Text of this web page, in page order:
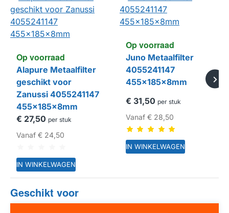
Op voorraad
Alapure Metaalfilter
geschikt voor
Zanussi 4055241147
455x185x8mm
€ 27,50 per stuk
Vanaf € 24,50
IN WINKELWAGEN
Op voorraad
Juno Metaalfilter
4055241147
455x185x8mm
€ 31,50 per stuk
Vanaf€ 28,50
IN WINKELWAGEN
Geschikt voor